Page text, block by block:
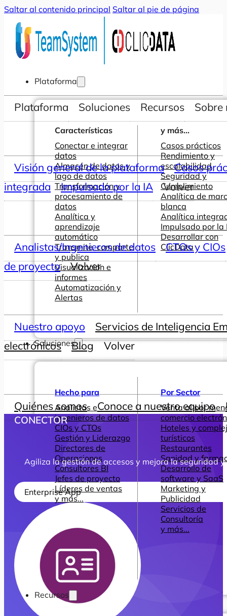
Saltar al contenido principal Saltar al pie de página
Plataforma
Características
Conectar e integrar
datos
Almacén de datos y
lago de datos
Transformación y
procesamiento de
datos
Analítica y
aprendizaje
automático
Transmite, comparte
y publica
Visualización e
informes
Automatización y
Alertas
y más...
Casos prácticos
Rendimiento y
escalabilidad
Seguridad y
Cumplimiento
Analítica de
blanca
Analítica
Impulsado por la
Desarrollar con
ClicData
Soluciones
Hecho para
Analistas e
ingenieros de datos
CIOs y CTOs
Gestión y Liderazgo
Directores de
Operaciones
Consultores BI
Jefes de proyecto
Líderes de ventas
y más...
Por Sector
Venta al por
comercio
Hoteles y
turísticos
Restaurantes
Sanidad y
Desarrollo de
software y SaaS
Marketing y
Publicidad
Servicios de
Consultoría
y más...
Recursos
Plataforma Soluciones Recursos Sobre
Visión general de la plataforma
Casos
integrada
Impulsado por la IA Volver
Analistas/Ingenieros de datos
CTOs y CIOs
de proyecto
Volver
Nuestro apoyo
Servicios de Inteligencia
electrónicos
Blog Volver
Quiénes somos Conoce a nuestro equipo
CONECTOR
Agiliza la gestión de accesos y mejora la seguridad
Enterprise App